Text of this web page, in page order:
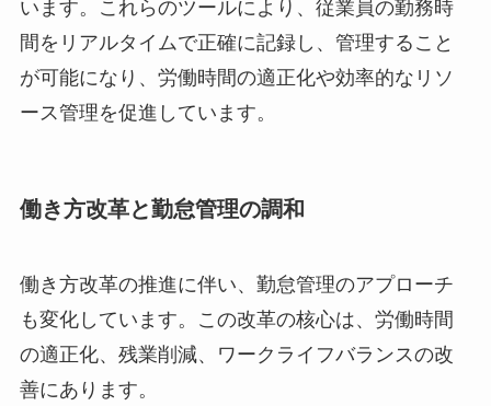
います。これらのツールにより、従業員の勤務時
間をリアルタイムで正確に記録し、管理すること
が可能になり、労働時間の適正化や効率的なリソ
ース管理を促進しています。
働き方改革と勤怠管理の調和
働き方改革の推進に伴い、勤怠管理のアプローチ
も変化しています。この改革の核心は、労働時間
の適正化、残業削減、ワークライフバランスの改
善にあります。